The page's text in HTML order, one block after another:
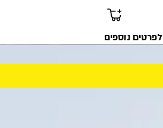
המקורי
היה:
46 ₪.
35 ₪.לפרטים נוספים